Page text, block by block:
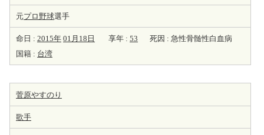
元プロ野球選手
命日 : 2015年 01月18日 享年 : 53
死因 : 急性骨髄性白血病
国籍 : 台湾
菅原やすのり
歌手